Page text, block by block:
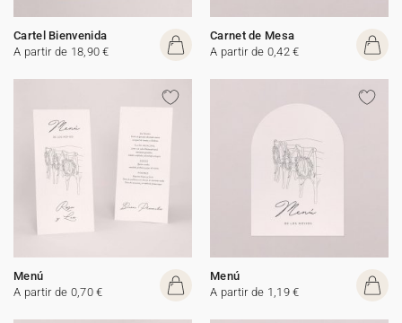
Cartel Bienvenida
A partir de 18,90 €
Carnet de Mesa
A partir de 0,42 €
Menú
A partir de 0,70 €
Menú
A partir de 1,19 €